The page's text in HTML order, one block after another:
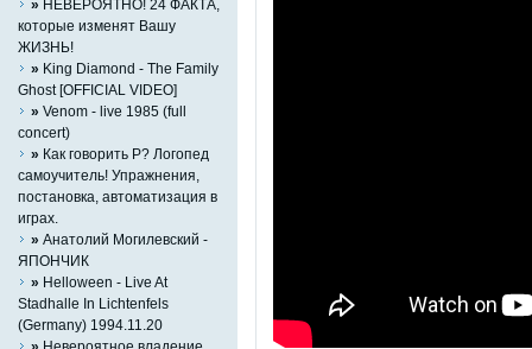
» НЕВЕРОЯТНО! 24 ФАКТА,
которые изменят Вашу
ЖИЗНЬ!
» King Diamond - The Family
Ghost [OFFICIAL VIDEO]
» Venom - live 1985 (full
concert)
» Как говорить Р? Логопед
самоучитель! Упражнения,
постановка, автоматизация в
играх.
» Анатолий Могилевский -
ЯПОНЧИК
» Helloween - Live At
Stadhalle In Lichtenfels
(Germany) 1994.11.20
» Невероятное владение